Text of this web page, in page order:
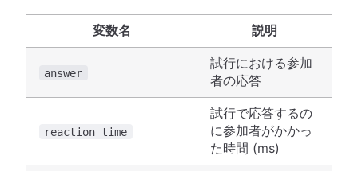
変数名 説明
answer
試行における参加
者の応答
reaction_time
試行で応答するの
に参加者がかかっ
た時間 (ms)